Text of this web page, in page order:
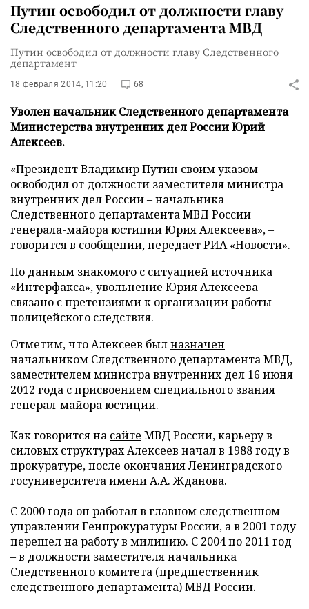
Путин освободил от должности главу
Следственного департамента МВД
Путин освободил от должности главу Следственного
департамент
18 февраля 2014, 11:20 68
Уволен начальник Следственного департамента
Министерства внутренних дел России Юрий
Алексеев.
«Президент Владимир Путин своим указом
освободил от должности заместителя министра
внутренних дел России – начальника
Следственного департамента МВД России
генерала-майора юстиции Юрия Алексеева», –
говорится в сообщении, передаетРИА «Новости».
По данным знакомого с ситуацией источника
«Интерфакса», увольнение Юрия Алексеева
связано с претензиями к организации работы
полицейского следствия.
Отметим, что Алексеев былназначен
начальником Следственного департамента МВД,
заместителем министра внутренних дел 16 июня
2012 года с присвоением специального звания
генерал-майора юстиции.
Как говорится на сайте МВД России, карьеру в
силовых структурах Алексеев начал в 1988 году в
прокуратуре, после окончания Ленинградского
госуниверситета имени А.А. Жданова.
С 2000 года он работал в главном следственном
управлении Генпрокуратуры России, а в 2001 году
перешел на работу в милицию. С 2004 по 2011 год
– в должности заместителя начальника
Следственного комитета (предшественник
следственного департамента) МВД России.